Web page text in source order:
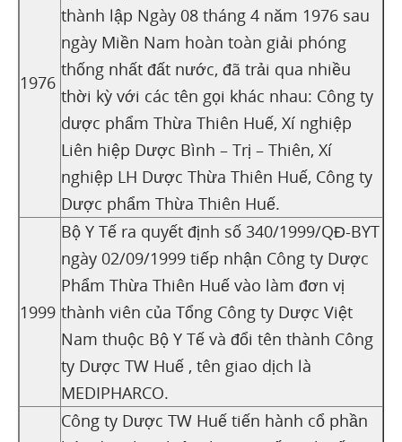
1976
thành lập Ngày 08 tháng 4 năm 1976 sau
ngày Miền Nam hoàn toàn giải phóng
thống nhất đất nước, đã trải qua nhiều
thời kỳ với các tên gọi khác nhau: Công ty
dược phẩm Thừa Thiên Huế, Xí nghiệp
Liên hiệp Dược Bình – Trị – Thiên, Xí
nghiệp LH Dược Thừa Thiên Huế, Công ty
Dược phẩm Thừa Thiên Huế.
1999
Bộ Y Tế ra quyết định số 340/1999/QĐ-BYT
ngày 02/09/1999 tiếp nhận Công ty Dược
Phẩm Thừa Thiên Huế vào làm đơn vị
thành viên của Tổng Công ty Dược Việt
Nam thuộc Bộ Y Tế và đổi tên thành Công
ty Dược TW Huế , tên giao dịch là
MEDIPHARCO.
Công ty Dược TW Huế tiến hành cổ phần